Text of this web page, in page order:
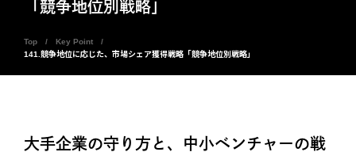
「競争地位別戦略」
Top
Key Point
141.競争地位に応じた、市場シェア獲得戦略「競争地位別戦略」
大手企業の守り方と、中小ベンチャーの戦